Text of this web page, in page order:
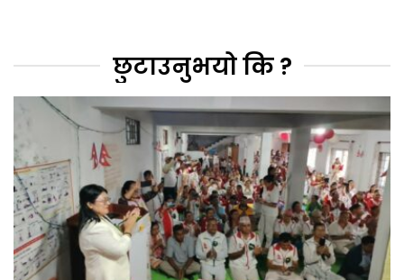
छुटाउनुभयो कि ?